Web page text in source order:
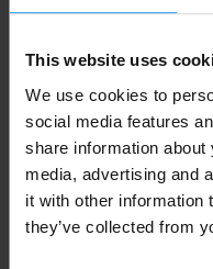
This website uses
We use cookies to
social media features
share information
media, advertising and
it with other information
they’ve collected from
Diameter
EAN-code
Kleur
Afmeting
Hoogte